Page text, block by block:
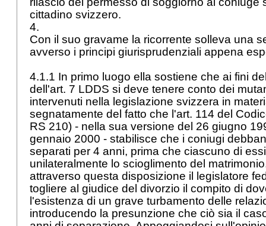
cittadino svizzero.
4.
Con il suo gravame la ricorrente solleva una
avverso i principi giurisprudenziali appena
4.1.1 In primo luogo ella sostiene che ai fini
dell'art. 7 LDDS si deve tenere conto dei
intervenuti nella legislazione svizzera in
segnatamente del fatto che l'art. 114 del
RS 210) - nella sua versione del 26 giugno
gennaio 2000 - stabilisce che i coniugi
separati per 4 anni, prima che ciascuno di
unilateralmente lo scioglimento del
attraverso questa disposizione il legislatore
togliere al giudice del divorzio il compito di
l'esistenza di un grave turbamento delle
introducendo la presunzione che ciò sia il